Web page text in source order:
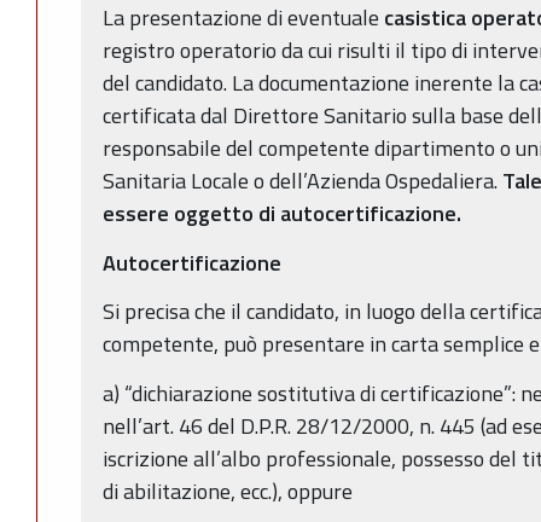
La presentazione di eventuale casistica
registro operatorio da cui risulti il tipo di
del candidato. La documentazione inerente la
certificata dal Direttore Sanitario sulla base
responsabile del competente dipartimento o
Sanitaria Locale o dell’Azienda Ospedaliera.
essere oggetto di autocertificazione.
Autocertificazione
Si precisa che il candidato, in luogo della
competente, può presentare in carta semplice
a) “dichiarazione sostitutiva di certificazione”:
nell’art. 46 del D.P.R. 28/12/2000, n. 445 (ad
iscrizione all’albo professionale, possesso del
di abilitazione, ecc.), oppure